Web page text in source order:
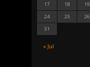
« Jul
17
18 19
24
25 26
31